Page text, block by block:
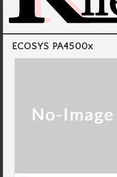
ECOSYS PA4500x